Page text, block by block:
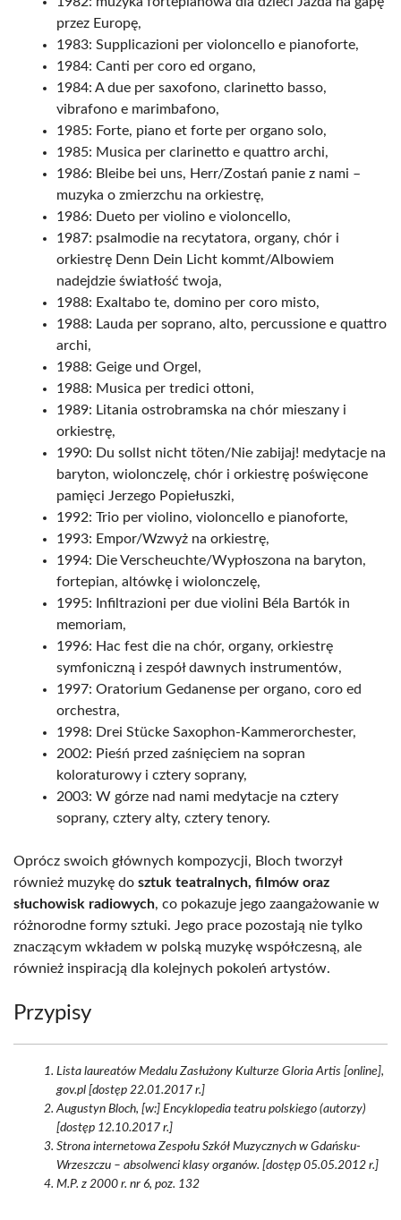
przez Europę,
1983: Supplicazioni per violoncello e pianoforte,
1984: Canti per coro ed organo,
1984: A due per saxofono, clarinetto basso,
vibrafono e marimbafono,
1985: Forte, piano et forte per organo solo,
1985: Musica per clarinetto e quattro archi,
1986: Bleibe bei uns, Herr/Zostań panie z nami –
muzyka o zmierzchu na orkiestrę,
1986: Dueto per violino e violoncello,
1987: psalmodie na recytatora, organy, chór i
orkiestrę Denn Dein Licht kommt/Albowiem
nadejdzie światłość twoja,
1988: Exaltabo te, domino per coro misto,
1988: Lauda per soprano, alto, percussione e quattro
archi,
1988: Geige und Orgel,
1988: Musica per tredici ottoni,
1989: Litania ostrobramska na chór mieszany i
orkiestrę,
1990: Du sollst nicht töten/Nie zabijaj! medytacje na
baryton, wiolonczelę, chór i orkiestrę poświęcone
pamięci Jerzego Popiełuszki,
1992: Trio per violino, violoncello e pianoforte,
1993: Empor/Wzwyż na orkiestrę,
1994: Die Verscheuchte/Wypłoszona na baryton,
fortepian, altówkę i wiolonczelę,
1995: Infiltrazioni per due violini Béla Bartók in
memoriam,
1996: Hac fest die na chór, organy, orkiestrę
symfoniczną i zespół dawnych instrumentów,
1997: Oratorium Gedanense per organo, coro ed
orchestra,
1998: Drei Stücke Saxophon-Kammerorchester,
2002: Pieśń przed zaśnięciem na sopran
koloraturowy i cztery soprany,
2003: W górze nad nami medytacje na cztery
soprany, cztery alty, cztery tenory.
Oprócz swoich głównych kompozycji, Bloch tworzył
również muzykę do sztuk teatralnych, filmów oraz
słuchowisk radiowych, co pokazuje jego zaangażowanie w
różnorodne formy sztuki. Jego prace pozostają nie tylko
znaczącym wkładem w polską muzykę współczesną, ale
również inspiracją dla kolejnych pokoleń artystów.
Przypisy
Lista laureatów Medalu Zasłużony Kulturze Gloria Artis [online],
gov.pl [dostęp 22.01.2017 r.]
Augustyn Bloch, [w:] Encyklopedia teatru polskiego (autorzy)
[dostęp 12.10.2017 r.]
Strona internetowa Zespołu Szkół Muzycznych w Gdańsku-
Wrzeszczu – absolwenci klasy organów. [dostęp 05.05.2012 r.]
M.P. z 2000 r. nr 6, poz. 132